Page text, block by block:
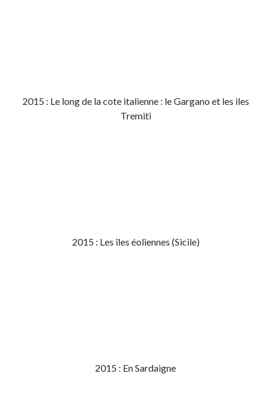
2015 : Le long de la cote italienne : le Gargano et les iles
Tremiti
2015 : Les îles éoliennes (Sicile)
2015 : En Sardaigne